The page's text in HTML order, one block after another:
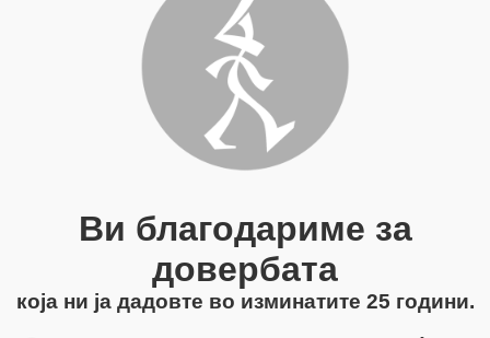
Ви благодариме за
довербата
која ни ја дадовте во изминатите 25 години.